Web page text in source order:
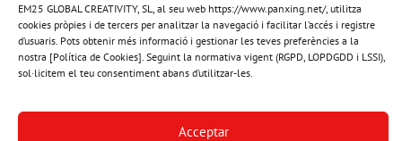
EM25 GLOBAL CREATIVITY, SL, al seu web https://www.panxing.net/, utilitza
cookies pròpies i de tercers per analitzar la navegació i facilitar l’accés i registre
d’usuaris. Pots obtenir més informació i gestionar les teves preferències a la
nostra [Política de Cookies]. Seguint la normativa vigent (RGPD, LOPDGDD i LSSI),
sol·licitem el teu consentiment abans d’utilitzar-les.
Acceptar
CERDANYA, GENERAL
La importància de la vacunació anual en les mascotes
La vacunació anual dels nostres animals de companyia no
potencialment mortals, sinó que també és una oportunitat
clau per fer una revisió comple …